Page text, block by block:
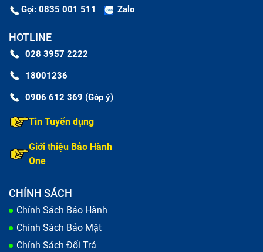
Gọi: 0835 001 511 Zalo
HOTLINE
028 3957 2222
18001236
0906 612 369 (Góp ý)
Tin Tuyển dụng
Giới thiệu Bảo Hành
One
CHÍNH SÁCH
Chính Sách Bảo Hành
Chính Sách Bảo Mật
Chính Sách Đổi Trả